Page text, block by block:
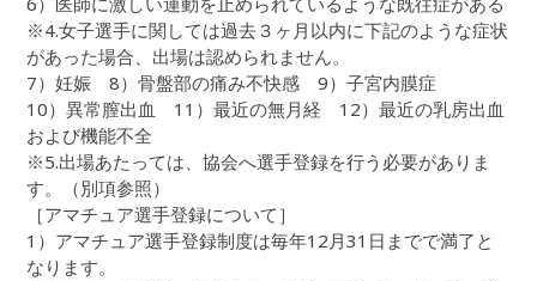
※4.女子選手に関しては過去３ヶ月以内に下記のような症状
があった場合、出場は認められません。
7）妊娠 8）骨盤部の痛み不快感 9）子宮内膜症
10）異常膣出血 11）最近の無月経 12）最近の乳房出血
および機能不全
※5.出場あたっては、協会へ選手登録を行う必要がありま
す。（別項参照）
［アマチュア選手登録について］
1）アマチュア選手登録制度は毎年12月31日までで満了と
なります。